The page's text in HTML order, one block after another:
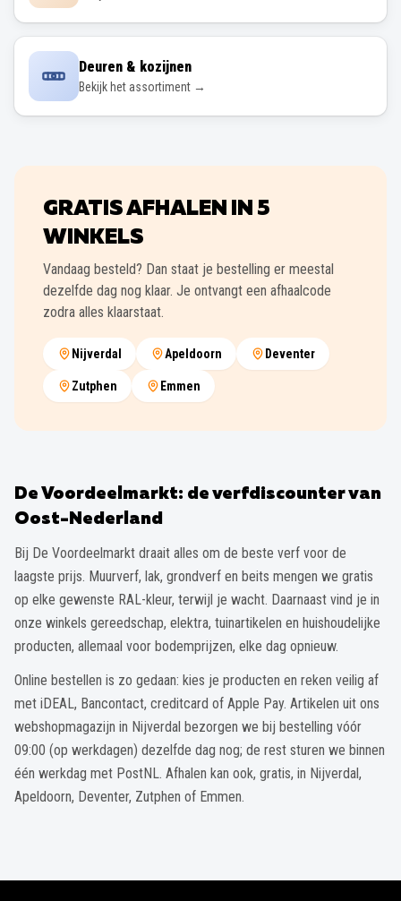
Deuren & kozijnen
Bekijk het assortiment →
GRATIS AFHALEN IN 5
WINKELS
Vandaag besteld? Dan staat je bestelling er meestal
dezelfde dag nog klaar. Je ontvangt een afhaalcode
zodra alles klaarstaat.
Nijverdal Apeldoorn Deventer
Zutphen Emmen
De Voordeelmarkt: de verfdiscounter van
Oost-Nederland
Bij De Voordeelmarkt draait alles om de beste verf voor de
laagste prijs. Muurverf, lak, grondverf en beits mengen we gratis
op elke gewenste RAL-kleur, terwijl je wacht. Daarnaast vind je in
onze winkels gereedschap, elektra, tuinartikelen en huishoudelijke
producten, allemaal voor bodemprijzen, elke dag opnieuw.
Online bestellen is zo gedaan: kies je producten en reken veilig af
met iDEAL, Bancontact, creditcard of Apple Pay. Artikelen uit ons
webshopmagazijn in Nijverdal bezorgen we bij bestelling vóór
09:00 (op werkdagen) dezelfde dag nog; de rest sturen we binnen
één werkdag met PostNL. Afhalen kan ook, gratis, in Nijverdal,
Apeldoorn, Deventer, Zutphen of Emmen.